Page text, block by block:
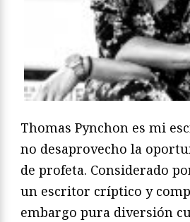
Thomas Pynchon es mi
no desaprovecho la
de profeta. Considerado
un escritor críptico y
embargo pura diversión